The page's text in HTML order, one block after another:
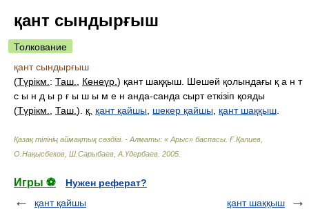
қант сындырғыш
Толкование
қант сындырғыш
(Түрікм. : Таш. Көнеүр. ) қант шаққыш. Шешей қолындағы қ а н т
с ы н д ы р ғ ы ш ы м е н анда-санда сырт еткізіп қояды
(Түрікм. Таш. ). қ. қант қайшы шекер қайшы қант шаққыш
Қазақ тілінің аймақтық сөздігі. - Алматы: « Арыс» баспасы Ғ.Қалиев,
О.Нақысбеков, Ш.Сарыбаев, А.Үдербаев 2005
Игры ⚽
Нужен реферат?
қант қайшы
қант шаққыш